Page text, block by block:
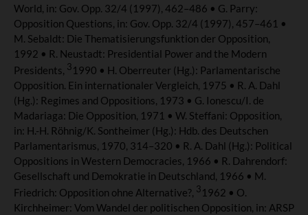
World, in: Gov. Opp. 32/4 (1997), 462–486 • G. Parry:
Opposition Questions, in: Gov. Opp. 32/4 (1997), 457–461 •
M. Sebaldt: Die Thematisierungsfunktion der Opposition,
1992 • R. Neustadt: Presidential Power and the Modern
Presidents, 3 1990 • H. Oberreuter (Hg.): Parlamentarische
Opposition. Ein internationaler Vergleich, 1975 • R. A. Dahl
(Hg.): Regimes and Oppositions, 1973 • G. Ionescu/I. de
Madariaga: Die Opposition, 1971 • W. Steffani: Opposition,
in: H.-H. Röhnig/K. Sontheimer (Hg.): Hdb. des Deutschen
Parlamentarismus, 1970, 314–320 • R. A. Dahl (Hg.): Political
Oppositions in Western Democracies, 1966 • R. Dahrendorf:
Gesellschaft und Demokratie in Deutschland, 1966 • M.
Friedrich: Opposition ohne Alternative?, 3 1962 • O.
Kirchheimer: Vom Wandel der politischen Opposition, in: ARSP